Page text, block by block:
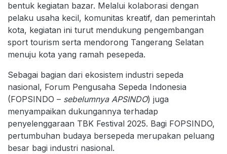
bentuk kegiatan bazar. Melalui kolaborasi dengan
pelaku usaha kecil, komunitas kreatif, dan pemerintah
kota, kegiatan ini turut mendukung pengembangan
sport tourism serta mendorong Tangerang Selatan
menuju kota yang ramah pesepeda.
Sebagai bagian dari ekosistem industri sepeda
nasional, Forum Pengusaha Sepeda Indonesia
(FOPSINDO – sebelumnya APSINDO) juga
menyampaikan dukungannya terhadap
penyelenggaraan TBK Festival 2025. Bagi FOPSINDO,
pertumbuhan budaya bersepeda merupakan peluang
besar bagi industri nasional.